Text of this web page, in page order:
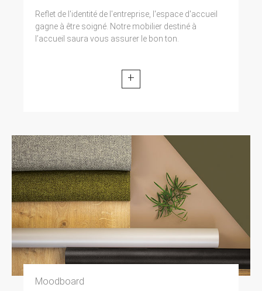
Reflet de l'identité de l'entreprise, l'espace d'accueil
gagne à être soigné. Notre mobilier destiné à
l’accueil saura vous assurer le bon ton.
+
Moodboard